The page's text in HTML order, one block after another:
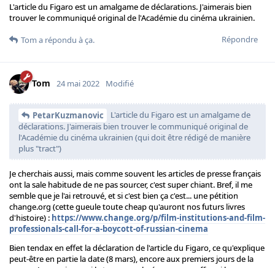
L'article du Figaro est un amalgame de déclarations. J'aimerais bien
trouver le communiqué original de l'Académie du cinéma ukrainien.
Répondre
Tom a répondu à ça.
Tom 24 mai 2022 Modifié
PetarKuzmanovic
L'article du Figaro est un amalgame de
déclarations. J'aimerais bien trouver le communiqué original de
l'Académie du cinéma ukrainien (qui doit être rédigé de manière
plus "tract")
Je cherchais aussi, mais comme souvent les articles de presse français
ont la sale habitude de ne pas sourcer, c'est super chiant. Bref, il me
semble que je l'ai retrouvé, et si c'est bien ça c'est... une pétition
change.org (cette gueule toute cheap qu'auront nos futurs livres
d'histoire) : https://www.change.org/p/film-institutions-and-film-
professionals-call-for-a-boycott-of-russian-cinema
Bien tendax en effet la déclaration de l'article du Figaro, ce qu'explique
peut-être en partie la date (8 mars), encore aux premiers jours de la